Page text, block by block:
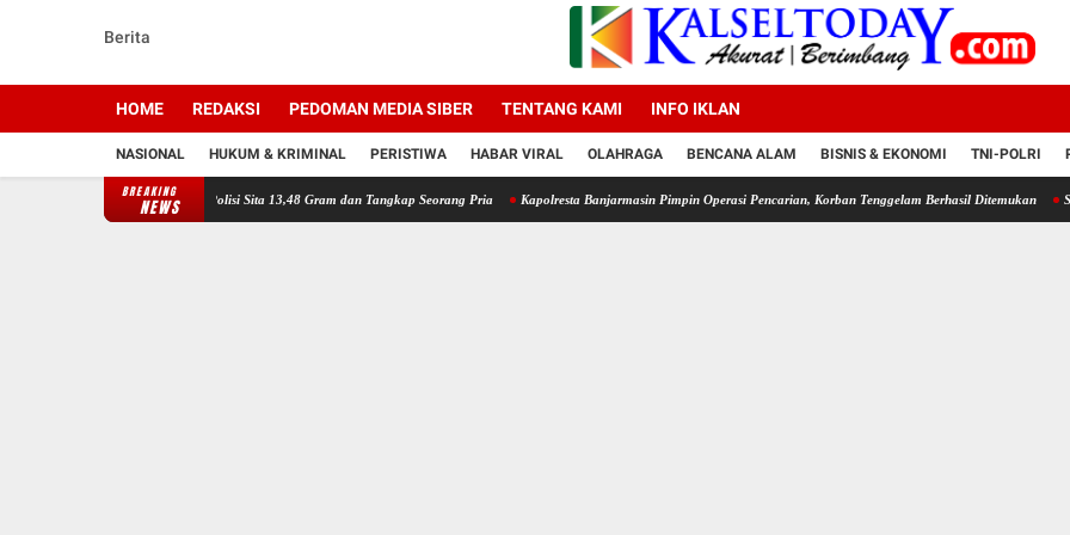
Berita
HOME REDAKSI PEDOMAN MEDIA SIBER TENTANG KAMI INFO IKLAN
NASIONAL HUKUM & KRIMINAL PERISTIWA HABAR VIRAL OLAHRAGA BENCANA ALAM BISNIS & EKONOMI TNI-POLRI
BREAKING
NEWS
Peredaran Sabu, Polisi Sita 13,48 Gram dan Tangkap Seorang Pria Kapolresta Banjarmasin Pimpin Operasi Pencarian, Korban Tenggelam Berhasil Ditemukan Satlantas